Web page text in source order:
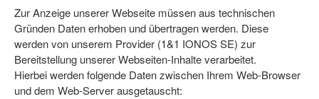
Zur Anzeige unserer Webseite müssen aus technischen
Gründen Daten erhoben und übertragen werden. Diese
werden von unserem Provider (1&1 IONOS SE) zur
Bereitstellung unserer Webseiten-Inhalte verarbeitet.
Hierbei werden folgende Daten zwischen Ihrem Web-Browser
und dem Web-Server ausgetauscht: